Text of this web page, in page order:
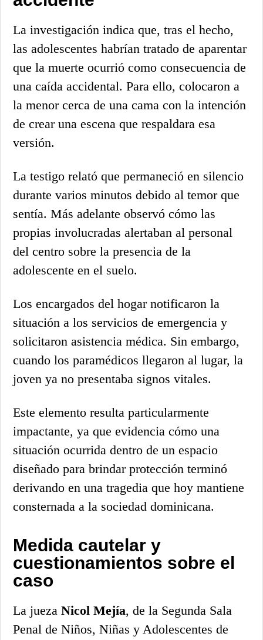
La investigación indica que, tras el hecho,
las adolescentes habrían tratado de aparentar
que la muerte ocurrió como consecuencia de
una caída accidental. Para ello, colocaron a
la menor cerca de una cama con la intención
de crear una escena que respaldara esa
versión.
La testigo relató que permaneció en silencio
durante varios minutos debido al temor que
sentía. Más adelante observó cómo las
propias involucradas alertaban al personal
del centro sobre la presencia de la
adolescente en el suelo.
Los encargados del hogar notificaron la
situación a los servicios de emergencia y
solicitaron asistencia médica. Sin embargo,
cuando los paramédicos llegaron al lugar, la
joven ya no presentaba signos vitales.
Este elemento resulta particularmente
impactante, ya que evidencia cómo una
situación ocurrida dentro de un espacio
diseñado para brindar protección terminó
derivando en una tragedia que hoy mantiene
consternada a la sociedad dominicana.
Medida cautelar y
cuestionamientos sobre el
caso
La juezaNicol Mejía, de la Segunda Sala
Penal de Niños, Niñas y Adolescentes de